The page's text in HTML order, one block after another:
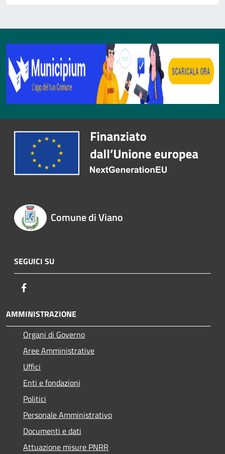
Comune di Viano
SEGUICI SU
AMMINISTRAZIONE
Organi di Governo
Aree Amministrative
Uffici
Enti e fondazioni
Politici
Personale Amministrativo
Documenti e dati
Attuazione misure PNRR